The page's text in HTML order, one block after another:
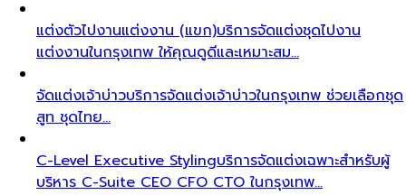
แต่งตัวไปงานแต่งงาน (แขก)บริการจัดแต่งชุดไปงาน
แต่งงานในกรุงเทพ ให้คุณดูดีและเหมาะสม…
จัดแต่งเจ้าบ่าวบริการจัดแต่งเจ้าบ่าวในกรุงเทพ ช่วยเลือกชุด
สูท ชุดไทย…
C-Level Executive Stylingบริการจัดแต่งเฉพาะสำหรับผู้
บริหาร C-Suite CEO CFO CTO ในกรุงเทพ…